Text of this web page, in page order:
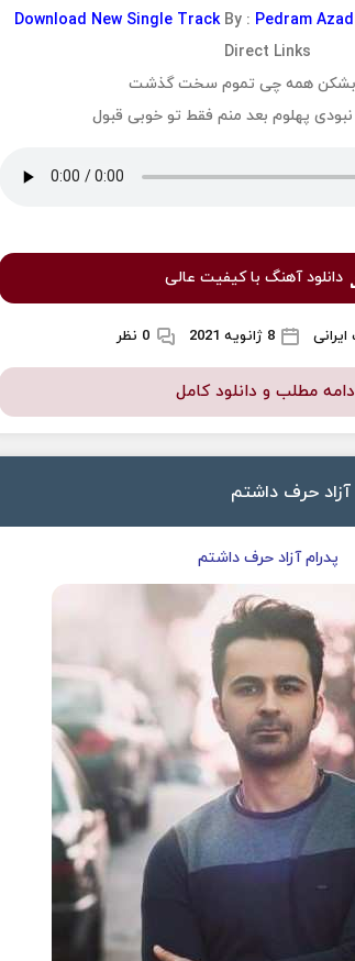
Download New Single Track By : Pedram Azad
Direct Links
بشکن همه چی تموم سخت گذشت
نبودی پهلوم بعد منم فقط تو خوبی قبول
دانلود آهنگ با کیفیت عالی
8 ژانویه 2021 0 نظر
مطلب و دانلود کامل
آزاد حرف داشتم
پدرام آزاد حرف داشتم